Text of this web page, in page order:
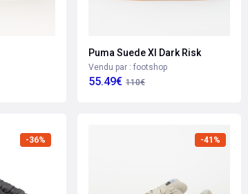
Puma Suede Xl Dark Risk
Vendu par : footshop
55.49€ 110€
-36% -41%